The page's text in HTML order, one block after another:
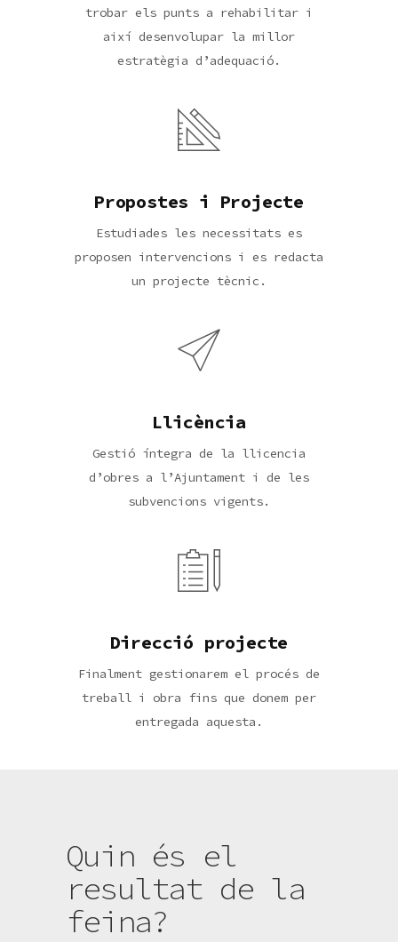
trobar els punts a rehabilitar i
així desenvolupar la millor
estratègia d’adequació.
Propostes i Projecte
Estudiades les necessitats es
proposen intervencions i es redacta
un projecte tècnic.
Llicència
Gestió íntegra de la llicencia
d’obres a l’Ajuntament i de les
subvencions vigents.
Direcció projecte
Finalment gestionarem el procés de
treball i obra fins que donem per
entregada aquesta.
Quin és el
resultat de la
feina?